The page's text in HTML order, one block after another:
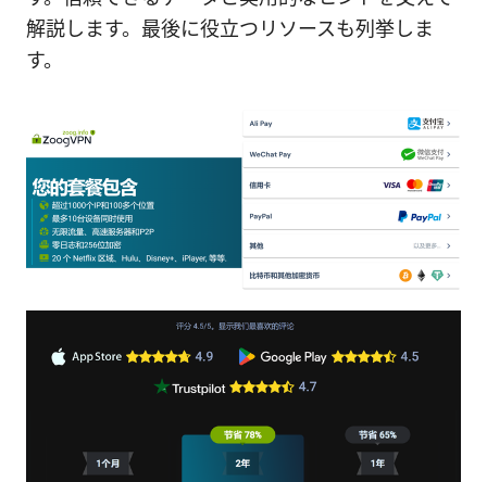
解説します。最後に役立つリソースも列挙しま
す。